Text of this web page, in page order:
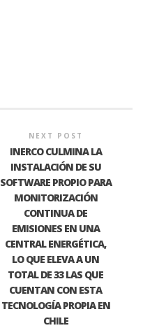
NEXT POST
INERCO CULMINA LA
INSTALACIÓN DE SU
SOFTWARE PROPIO PARA
MONITORIZACIÓN
CONTINUA DE
EMISIONES EN UNA
CENTRAL ENERGÉTICA,
LO QUE ELEVA A UN
TOTAL DE 33 LAS QUE
CUENTAN CON ESTA
TECNOLOGÍA PROPIA EN
CHILE